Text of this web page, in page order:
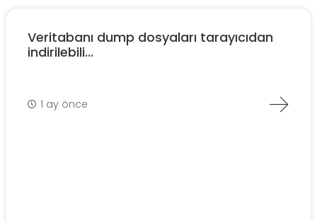
Veritabanı dump dosyaları tarayıcıdan
indirilebili...
1 ay önce